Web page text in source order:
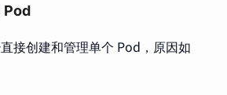
Pod
接创建和管理单个 Pod，原因如